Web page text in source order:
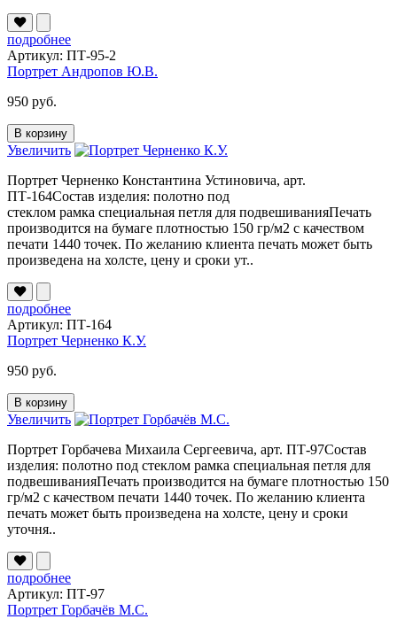
подробнее
Артикул: ПТ-95-2
Портрет Андропов Ю.В.
950 руб.
В корзину
Увеличить
Портрет Черненко Константина Устиновича, арт.
ПТ-164Состав изделия: полотно под
стеклом рамка специальная петля для подвешиванияПечать
производится на бумаге плотностью 150 гр/м2 с качеством
печати 1440 точек. По желанию клиента печать может быть
произведена на холсте, цену и сроки ут..
подробнее
Артикул: ПТ-164
Портрет Черненко К.У.
950 руб.
В корзину
Увеличить
Портрет Горбачева Михаила Сергеевича, арт. ПТ-97Состав
изделия: полотно под стеклом рамка специальная петля для
подвешиванияПечать производится на бумаге плотностью 150
гр/м2 с качеством печати 1440 точек. По желанию клиента
печать может быть произведена на холсте, цену и сроки
уточня..
подробнее
Артикул: ПТ-97
Портрет Горбачёв М.С.